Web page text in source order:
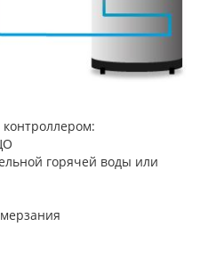
горячей воды или